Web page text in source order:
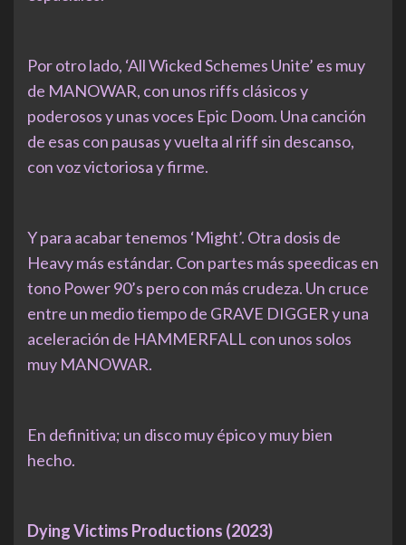
Por otro lado, ‘All Wicked Schemes Unite’ es muy
de MANOWAR, con unos riffs clásicos y
poderosos y unas voces Epic Doom. Una canción
de esas con pausas y vuelta al riff sin descanso,
con voz victoriosa y firme.
Y para acabar tenemos ‘Might’. Otra dosis de
Heavy más estándar. Con partes más speedicas en
tono Power 90’s pero con más crudeza. Un cruce
entre un medio tiempo de GRAVE DIGGER y una
aceleración de HAMMERFALL con unos solos
muy MANOWAR.
En definitiva; un disco muy épico y muy bien
hecho.
Dying Victims Productions (2023)